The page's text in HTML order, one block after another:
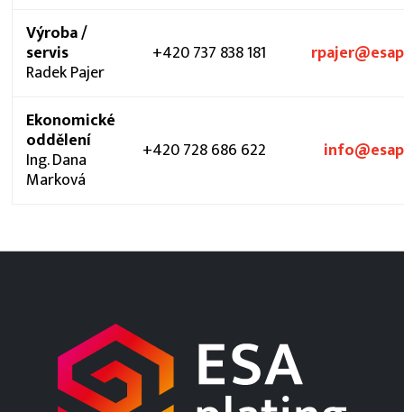
Výroba /
servis
Radek Pajer
+420 737 838 181
Ekonomické
oddělení
Ing. Dana
Marková
+420 728 686 622